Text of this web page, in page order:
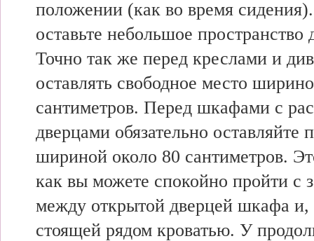
положении (как во время
оставьте небольшое пространство
Точно так же перед креслами и
оставлять свободное место
сантиметров. Перед шкафами с
дверцами обязательно оставляйте
шириной около 80 сантиметров.
как вы можете спокойно пройти с
между открытой дверцей шкафа
стоящей рядом кроватью. У